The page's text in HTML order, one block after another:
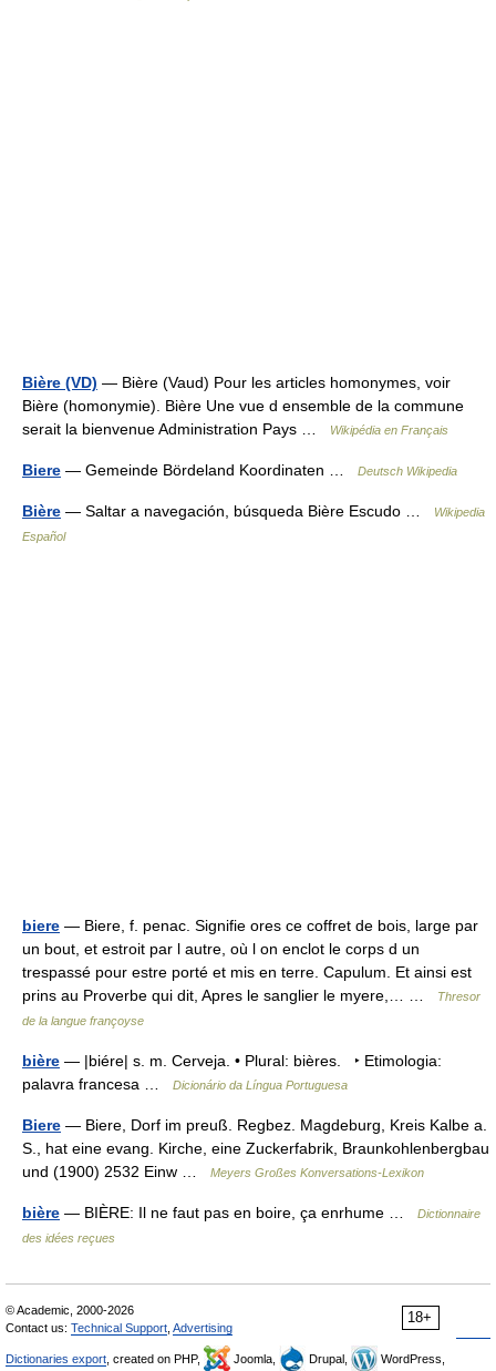
Bière (VD) — Bière (Vaud) Pour les articles homonymes, voir
Bière (homonymie). Bière Une vue d ensemble de la commune
serait la bienvenue Administration Pays …
Wikipédia en Français
Biere — Gemeinde Bördeland Koordinaten … Deutsch Wikipedia
Bière — Saltar a navegación, búsqueda Bière Escudo …
Wikipedia
Español
biere — Biere, f. penac. Signifie ores ce coffret de bois, large par
un bout, et estroit par l autre, où l on enclot le corps d un
trespassé pour estre porté et mis en terre. Capulum. Et ainsi est
prins au Proverbe qui dit, Apres le sanglier le myere,… …
Thresor
de la langue françoyse
bière — |biére| s. m. Cerveja. • Plural: bières. ‣ Etimologia:
palavra francesa …
Dicionário da Língua Portuguesa
Biere — Biere, Dorf im preuß. Regbez. Magdeburg, Kreis Kalbe a.
S., hat eine evang. Kirche, eine Zuckerfabrik, Braunkohlenbergbau
und (1900) 2532 Einw …
Meyers Großes Konversations-Lexikon
bière — BIÈRE: Il ne faut pas en boire, ça enrhume …
Dictionnaire
des idées reçues
18+
© Academic, 2000-2026
Contact us: Technical Support Advertising
Dictionaries export , created on PHP, Joomla, Drupal,
WordPress,